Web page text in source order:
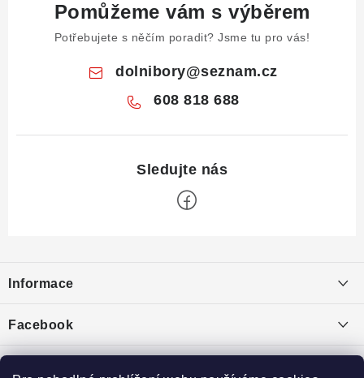
Pomůžeme vám s výběrem
Potřebujete s něčím poradit? Jsme tu pro vás!
dolnibory@seznam.cz
608 818 688
p
a
í
Informace
Puncovní značky
Facebook